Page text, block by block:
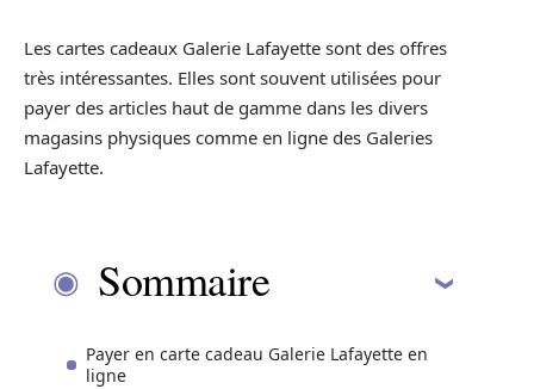
Les cartes cadeaux Galerie Lafayette sont des offres
très intéressantes. Elles sont souvent utilisées pour
payer des articles haut de gamme dans les divers
magasins physiques comme en ligne des Galeries
Lafayette.
Sommaire
Payer en carte cadeau Galerie Lafayette en
ligne